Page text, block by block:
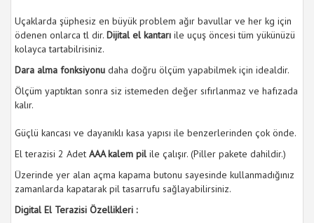
Uçaklarda şüphesiz en büyük problem ağır bavullar ve her kg için
ödenen onlarca tl dir. Dijital el kantarı ile uçuş öncesi tüm yükünüzü
kolayca tartabilrisiniz.
Dara alma fonksiyonu daha doğru ölçüm yapabilmek için idealdir.
Ölçüm yaptıktan sonra siz istemeden değer sıfırlanmaz ve hafızada
kalır.
Güçlü kancası ve dayanıklı kasa yapısı ile benzerlerinden çok önde.
El terazisi 2 Adet AAA kalem pil ile çalışır. (Piller pakete dahildir.)
Üzerinde yer alan açma kapama butonu sayesinde kullanmadığınız
zamanlarda kapatarak pil tasarrufu sağlayabilirsiniz.
Digital El Terazisi Özellikleri :